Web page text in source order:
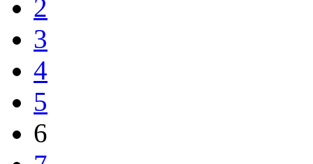
2
3
4
5
6